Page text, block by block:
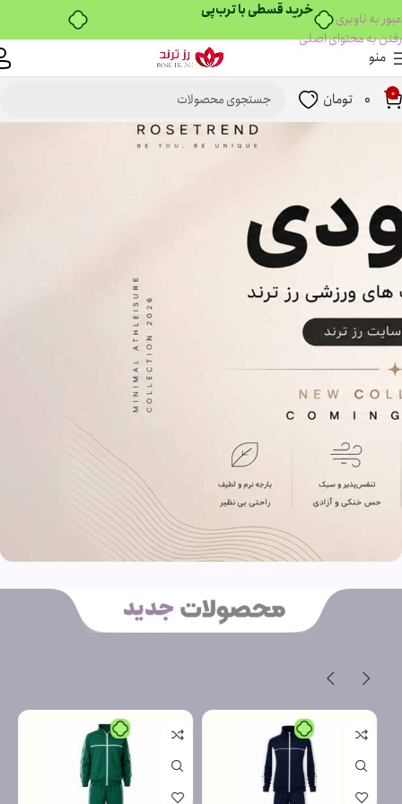
۴ قسط، بدون کارمزد
عبور به ناوبری
رفتن به محتوای اصلی
منو
0
0 تومان